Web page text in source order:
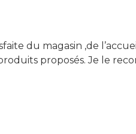
du magasin ,de
proposés. Je le